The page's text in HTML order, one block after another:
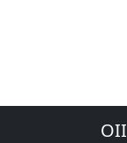
OII